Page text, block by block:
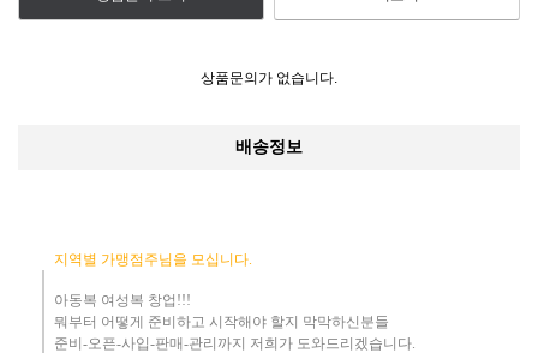
상품문의가 없습니다.
배송정보
지역별 가맹점주님을 모십니다.
아동복 여성복 창업!!!
뭐부터 어떻게 준비하고 시작해야 할지 막막하신분들
준비-오픈-사입-판매-관리까지 저희가 도와드리겠습니다.